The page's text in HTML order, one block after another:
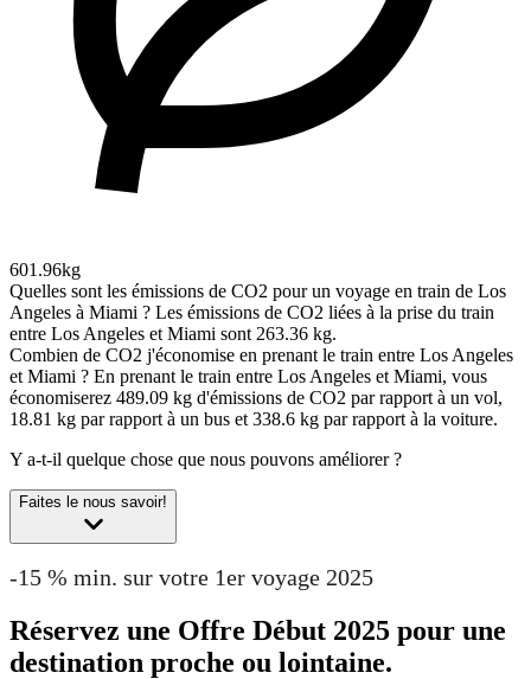
601.96kg
Quelles sont les émissions de CO2 pour un voyage en train de Los
Angeles à Miami ? Les émissions de CO2 liées à la prise du train
entre Los Angeles et Miami sont 263.36 kg.
Combien de CO2 j'économise en prenant le train entre Los Angeles
et Miami ? En prenant le train entre Los Angeles et Miami, vous
économiserez 489.09 kg d'émissions de CO2 par rapport à un vol,
18.81 kg par rapport à un bus et 338.6 kg par rapport à la voiture.
Y a-t-il quelque chose que nous pouvons améliorer ?
Faites le nous savoir!
-15 % min. sur votre 1er voyage 2025
Réservez une Offre Début 2025 pour une
destination proche ou lointaine.